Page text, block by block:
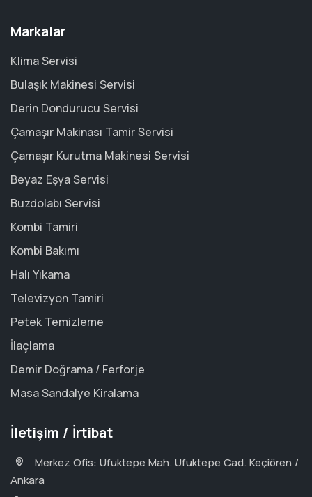
Markalar
Klima Servisi
Bulaşık Makinesi Servisi
Derin Dondurucu Servisi
Çamaşır Makinası Tamir Servisi
Çamaşır Kurutma Makinesi Servisi
Beyaz Eşya Servisi
Buzdolabı Servisi
Kombi Tamiri
Kombi Bakımı
Halı Yıkama
Televizyon Tamiri
Petek Temizleme
İlaçlama
Demir Doğrama / Ferforje
Masa Sandalye Kiralama
İletişim / İrtibat
Merkez Ofis: Ufuktepe Mah. Ufuktepe Cad. Keçiören /
Ankara